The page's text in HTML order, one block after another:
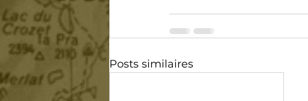
Posts similaires